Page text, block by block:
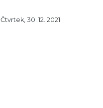
Čtvrtek, 30. 12. 2021